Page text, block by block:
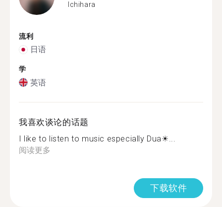
Ichihara
流利
日语
学
英语
我喜欢谈论的话题
I like to listen to music especially Dua☀...
阅读更多
下载软件